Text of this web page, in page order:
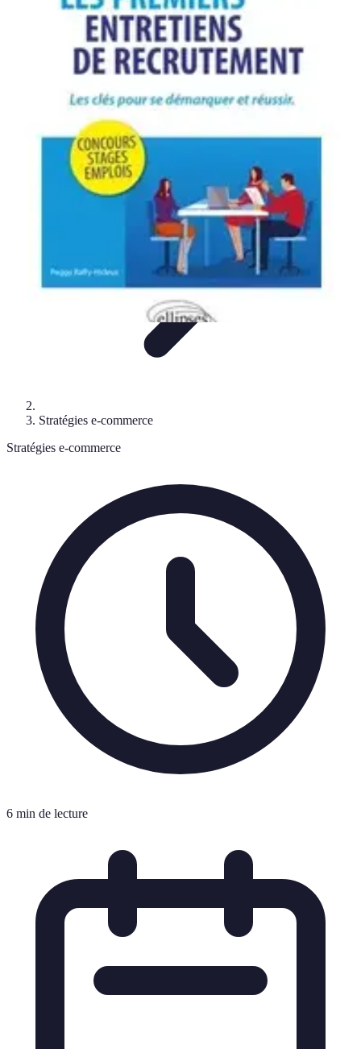
Ecommerçants France
Fidélisation et expérience clientService ClientStratégies
Plateformes e-commerce Stratégies e-commerce
Stratégies e-commerce
Stratégies e-commerce
6 min de lecture